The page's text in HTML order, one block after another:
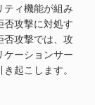
ティ機能が組み
否攻撃に対処す
否攻撃では、攻
ケーションサー
起こします。